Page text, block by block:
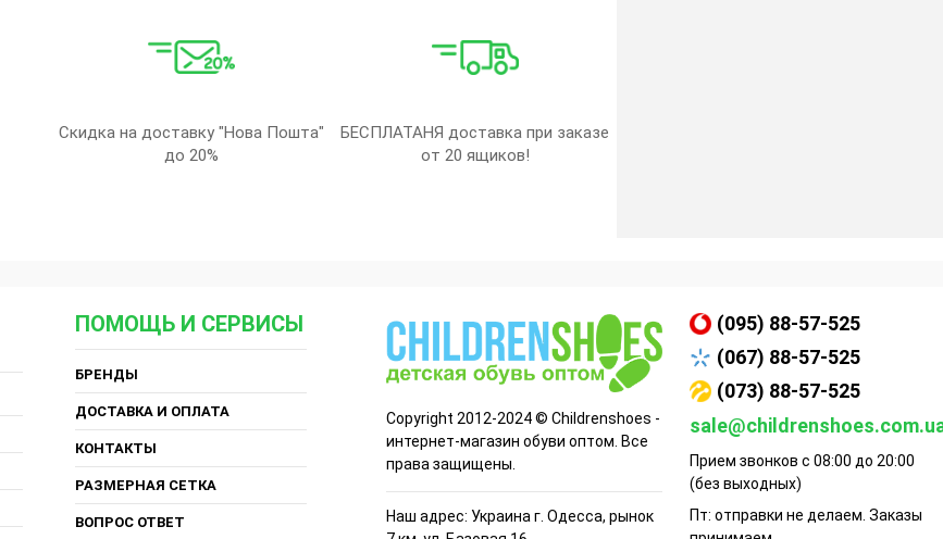
Скидка на доставку "Нова Пошта"
до 20%
БЕСПЛАТАНЯ доставка при заказе
от 20 ящиков!
ПОМОЩЬ И СЕРВИСЫ
БРЕНДЫ
ДОСТАВКА И ОПЛАТА
КОНТАКТЫ
РАЗМЕРНАЯ СЕТКА
ВОПРОС ОТВЕТ
Copyright 2012-2024 © Childrenshoes -
интернет-магазин обуви оптом. Все
права защищены.
Наш адрес: Украина г. Одесса, рынок
(095) 88-57-525
(067) 88-57-525
(073) 88-57-525
Прием звонков с 08:00 до 20:00
(без выходных)
Пт: отправки не делаем. Заказы